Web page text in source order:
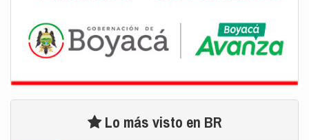
Lo más visto en BR